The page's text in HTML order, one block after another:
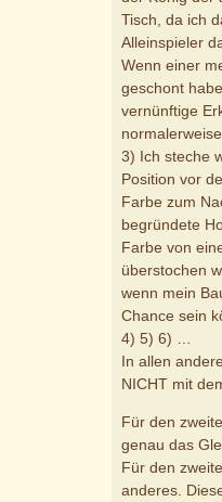
Tisch, da ich
Alleinspieler
Wenn einer
geschont
vernünftige
3) Ich steche
Position vor
Farbe zum
begründete
Farbe von
überstochen
wenn mein
Chance sein
4) 5) 6) …
In allen
NICHT mit
Für den
genau das
Für den
anderes.